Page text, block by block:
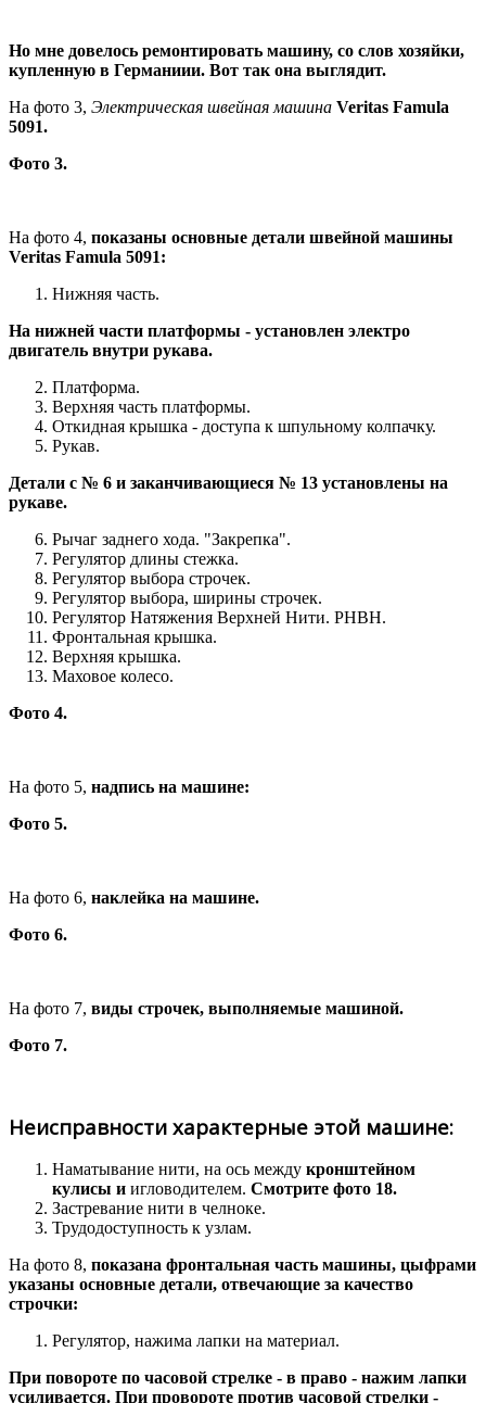
Но мне довелось ремонтировать машину, со слов хозяйки,
купленную в Германиии. Вот так она выглядит.
На фото 3, Электрическая швейная машина Veritas Famula
5091.
Фото 3.
На фото 4, показаны основные детали швейной машины
Veritas Famula 5091:
Нижняя часть.
На нижней части платформы - установлен электро
двигатель внутри рукава.
Платформа.
Верхняя часть платформы.
Откидная крышка - доступа к шпульному колпачку.
Рукав.
Детали с № 6 и заканчивающиеся № 13 установлены на
рукаве.
Рычаг заднего хода. "Закрепка".
Регулятор длины стежка.
Регулятор выбора строчек.
Регулятор выбора, ширины строчек.
Регулятор Натяжения Верхней Нити. РНВН.
Фронтальная крышка.
Верхняя крышка.
Маховое колесо.
Фото 4.
На фото 5, надпись на машине:
Фото 5.
На фото 6, наклейка на машине.
Фото 6.
На фото 7, виды строчек, выполняемые машиной.
Фото 7.
Неисправности характерные этой машине:
Наматывание нити, на ось между кронштейном
кулисы и игловодителем. Смотрите фото 18.
Застревание нити в челноке.
Трудодоступность к узлам.
На фото 8, показана фронтальная часть машины, цыфрами
указаны основные детали, отвечающие за качество
строчки:
Регулятор, нажима лапки на материал.
При повороте по часовой стрелке - в право - нажим лапки
усиливается. При провороте против часовой стрелки -